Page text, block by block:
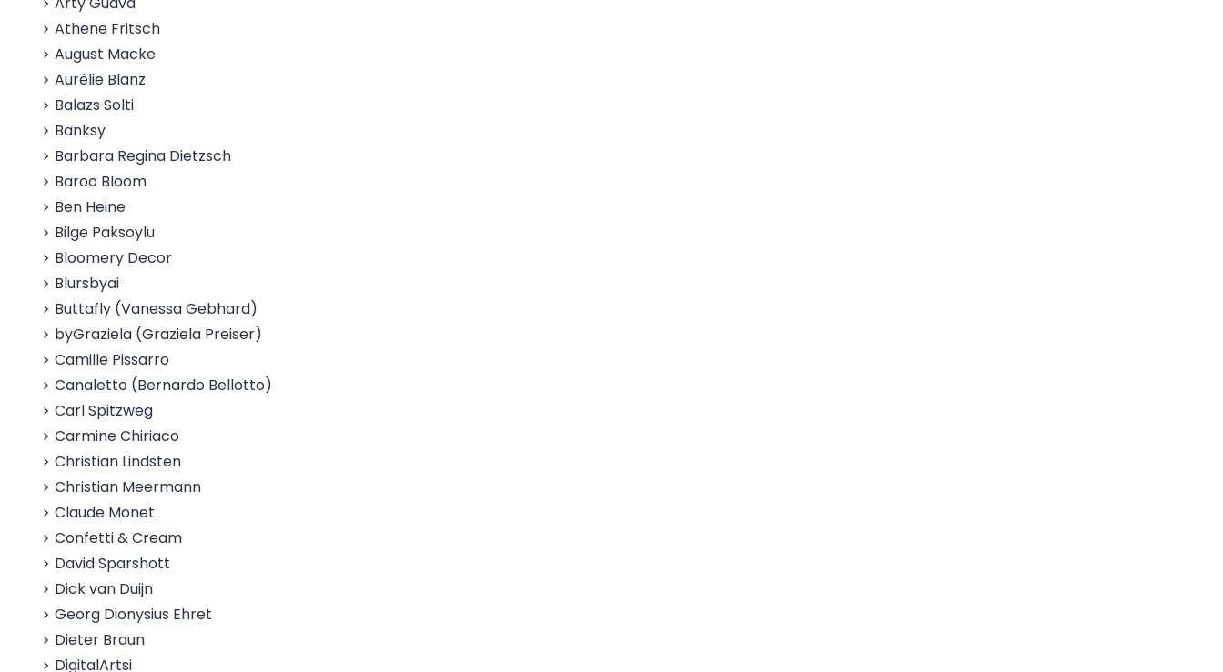
Athene Fritsch
August Macke
Aurélie Blanz
Balazs Solti
Banksy
Barbara Regina Dietzsch
Baroo Bloom
Ben Heine
Bilge Paksoylu
Bloomery Decor
Blursbyai
Buttafly (Vanessa Gebhard)
byGraziela (Graziela Preiser)
Camille Pissarro
Canaletto (Bernardo Bellotto)
Carl Spitzweg
Carmine Chiriaco
Christian Lindsten
Christian Meermann
Claude Monet
Confetti & Cream
David Sparshott
Dick van Duijn
Georg Dionysius Ehret
Dieter Braun
DigitalArtsi